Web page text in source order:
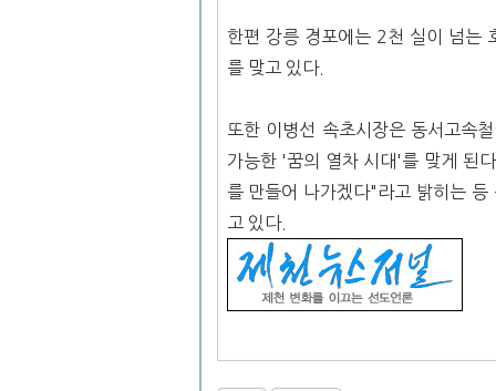
한편 강릉 경포에는 2천 실이 넘는
를 맞고 있다.
또한 이병선 속초시장은 동서고속
가능한 '꿈의 열차 시대'를 맞게 된
를 만들어 나가겠다"라고 밝히는
고 있다.